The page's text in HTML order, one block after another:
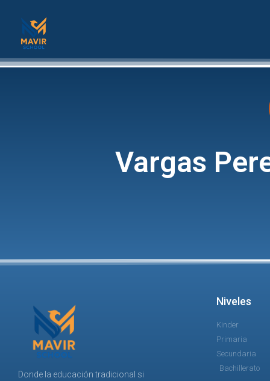
Vargas
Donde la educación tradicional si
Niveles
Kinder
Primaria
Secundaria
Bachillerato